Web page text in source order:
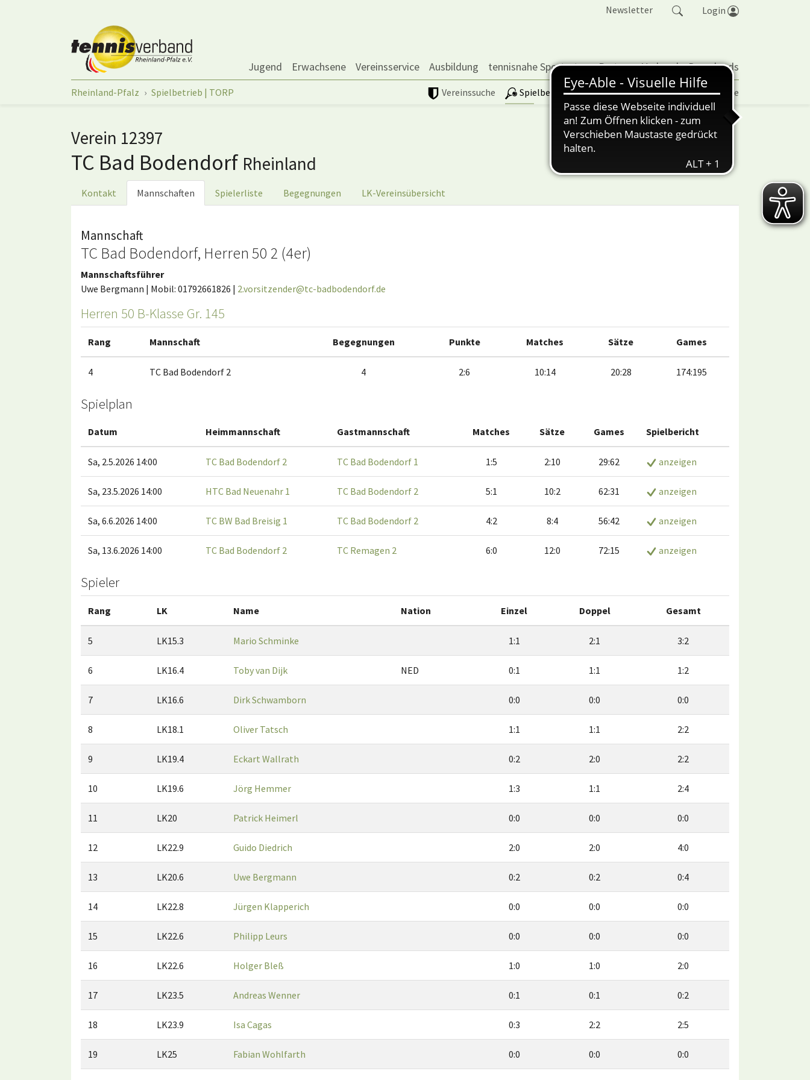
Newsletter Login
Jugend Erwachsene Vereinsservice Ausbildung tennisnahe Sportarten Partner Verband Downloads
Vereinssuche Spielbetrieb | TORP Vereinspokal Turniere
Sie sind hier:
Rheinland-Pfalz Spielbetrieb | TORP
Verein 12397
TC Bad Bodendorf Rheinland
Kontakt Mannschaften Spielerliste Begegnungen LK-Vereinsübersicht
Mannschaft
TC Bad Bodendorf, Herren 50 2 (4er)
Mannschaftsführer
Uwe Bergmann | Mobil: 01792661826 | 2.vorsitzender@tc-badbodendorf.de
Herren 50 B-Klasse Gr. 145
Rang Mannschaft Begegnungen Punkte Matches Sätze Games
4 TC Bad Bodendorf 2 4 2:6 10:14 20:28 174:195
Spielplan
Datum Heimmannschaft Gastmannschaft Matches Sätze Games Spielbericht
Sa, 2.5.2026 14:00 TC Bad Bodendorf 2 TC Bad Bodendorf 1 1:5 2:10 29:62 anzeigen
Sa, 23.5.2026 14:00 HTC Bad Neuenahr 1 TC Bad Bodendorf 2 5:1 10:2 62:31 anzeigen
Sa, 6.6.2026 14:00 TC BW Bad Breisig 1 TC Bad Bodendorf 2 4:2 8:4 56:42 anzeigen
Sa, 13.6.2026 14:00 TC Bad Bodendorf 2 TC Remagen 2 6:0 12:0 72:15 anzeigen
Spieler
Rang LK Name Nation Einzel Doppel Gesamt
5 LK15.3 Mario Schminke 1:1 2:1 3:2
6 LK16.4 Toby van Dijk NED 0:1 1:1 1:2
7 LK16.6 Dirk Schwamborn 0:0 0:0 0:0
8 LK18.1 Oliver Tatsch 1:1 1:1 2:2
9 LK19.4 Eckart Wallrath 0:2 2:0 2:2
10 LK19.6 Jörg Hemmer 1:3 1:1 2:4
11 LK20 Patrick Heimerl 0:0 0:0 0:0
12 LK22.9 Guido Diedrich 2:0 2:0 4:0
13 LK20.6 Uwe Bergmann 0:2 0:2 0:4
14 LK22.8 Jürgen Klapperich 0:0 0:0 0:0
15 LK22.6 Philipp Leurs 0:0 0:0 0:0
16 LK22.6 Holger Bleß 1:0 1:0 2:0
17 LK23.5 Andreas Wenner 0:1 0:1 0:2
18 LK23.9 Isa Cagas 0:3 2:2 2:5
19 LK25 Fabian Wohlfarth 0:0 0:0 0:0